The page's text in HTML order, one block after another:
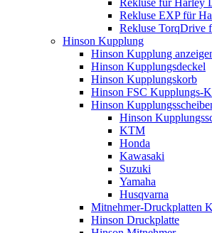
Rekluse für Harley
Rekluse EXP für
Rekluse TorqDrive
Hinson Kupplung
Hinson Kupplung
Hinson Kupplungsdeckel
Hinson Kupplungskorb
Hinson FSC Kupplungs-
Hinson
Hinson
KTM
Honda
Kawasaki
Suzuki
Yamaha
Husqvarna
Mitnehmer-Druckplatten
Hinson Druckplatte